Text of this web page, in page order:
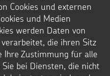
Cookies und externen
und Medien
werden Daten von
die ihren Sitz
Ihre Zustimmung für alle
bei Diensten, die nicht